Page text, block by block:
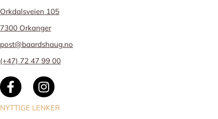
Orkdalsveien 105
7300 Orkanger
post@baardshaug.no
(+47) 72 47 99 00
NYTTIGE LENKER